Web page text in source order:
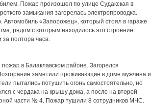
Пожар произошел по улице Судакская в
замыкания загорелась электропроводка.
«Запорожец», который стоял в гараже
рядом с которым находилось это строение.
полтора часа.
в Балаклавском районе. Загорелся
заметили проживающие в доме мужчина и
пытались потушить огонь самостоятельно, но
с чердака на крышу дома, а после на второй
части № 4. Пожар тушили 8 сотрудников МЧС.